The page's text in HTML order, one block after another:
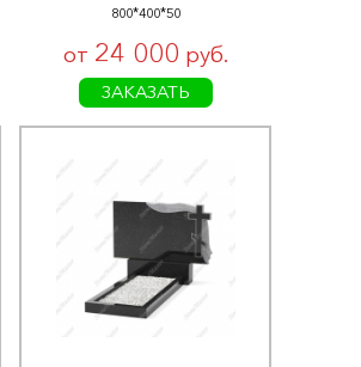
800*400*50
от 24 000 руб.
ЗАКАЗАТЬ